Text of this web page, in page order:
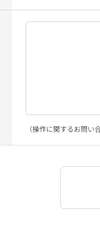
（操作に関するお問